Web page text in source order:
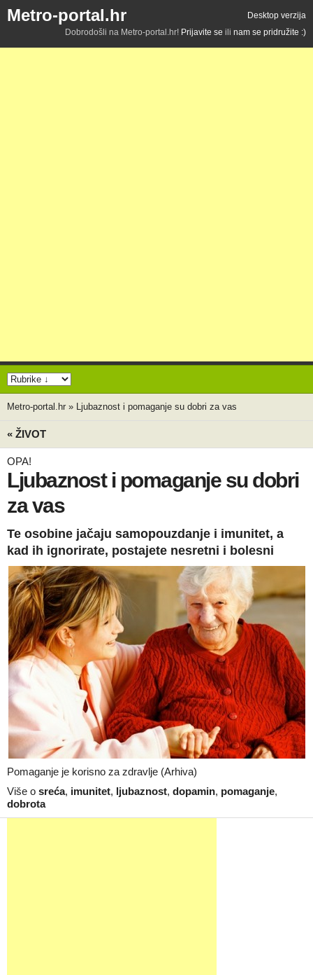
Metro-portal.hr
Desktop verzija
Dobrodošli na Metro-portal.hr! Prijavite se ili nam se pridružite :)
Metro-portal.hr » Ljubaznost i pomaganje su dobri za vas
« ŽIVOT
OPA!
Ljubaznost i pomaganje su dobri
za vas
Te osobine jačaju samopouzdanje i imunitet, a
kad ih ignorirate, postajete nesretni i bolesni
Pomaganje je korisno za zdravlje (Arhiva)
Više o sreća, imunitet, ljubaznost, dopamin, pomaganje,
dobrota